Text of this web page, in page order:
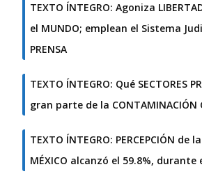
TEXTO ÍNTEGRO: Agoniza
el MUNDO; emplean el Sistema
PRENSA
TEXTO ÍNTEGRO: Qué SECTORES
gran parte de la CONTAMINACIÓN
TEXTO ÍNTEGRO: PERCEPCIÓN de
MÉXICO alcanzó el 59.8%, durante